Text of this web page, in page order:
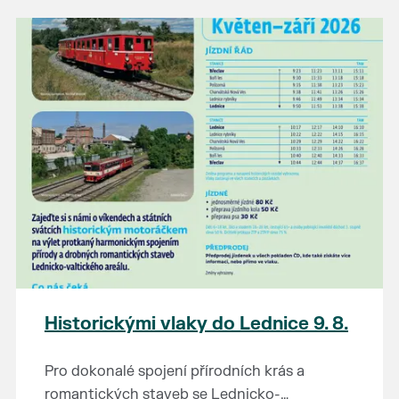
Prodejce prosíme tradičně o příchod 30
minut před začátkem, aby si vše na
prodejních místech stihli přichystat. Pokud
plánujete přijít a chcete rezervovat prodejní
místo, potvrďte prosím účast přes email
petr.vlasak@breclav.eu nebo zde v události,
ať víme, s kolika lidmi máme počítat. Počet
prodejních míst je omezen.
Těšíme se jako vždy!
Historickými vlaky do Lednice 9. 8.
Pro dokonalé spojení přírodních krás a
romantických staveb se Lednicko-